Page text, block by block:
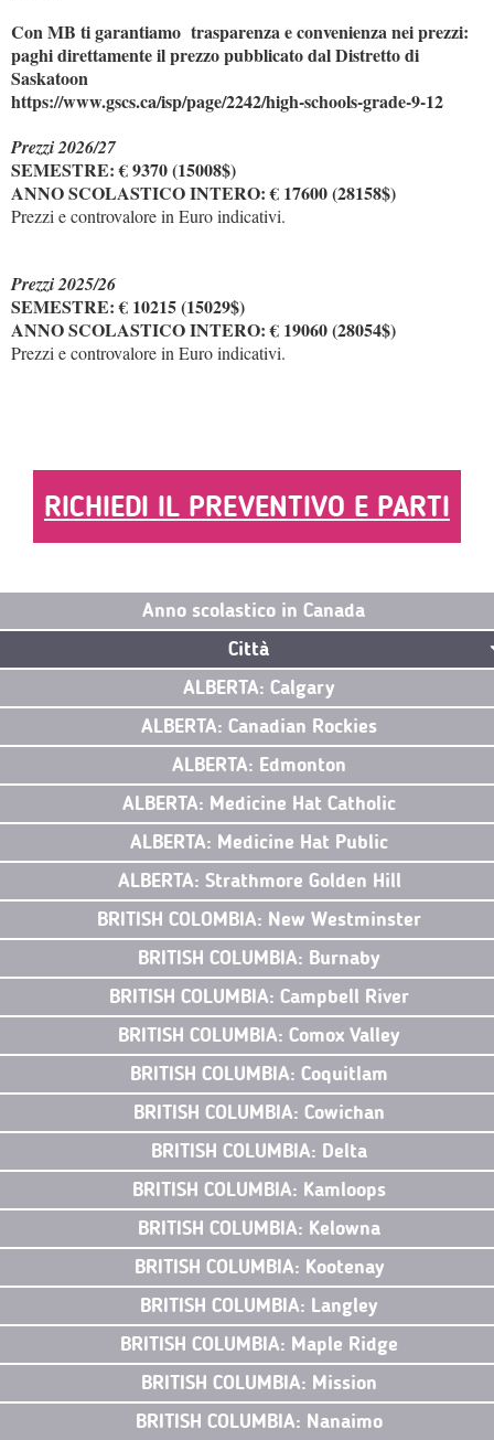
Con MB ti garantiamo trasparenza e convenienza nei prezzi:
paghi direttamente il prezzo pubblicato dal Distretto di
Saskatoon
https://www.gscs.ca/isp/page/2242/high-schools-grade-9-12
Prezzi 2026/27
SEMESTRE: € 9370 (15008$)
ANNO SCOLASTICO INTERO: € 17600 (28158$)
Prezzi e controvalore in Euro indicativi.
Prezzi 2025/26
SEMESTRE: € 10215 (15029$)
ANNO SCOLASTICO INTERO: € 19060 (28054$)
Prezzi e controvalore in Euro indicativi.
RICHIEDI IL PREVENTIVO E PARTI
Anno scolastico in Canada
Città
ALBERTA: Calgary
ALBERTA: Canadian Rockies
ALBERTA: Edmonton
ALBERTA: Medicine Hat Catholic
ALBERTA: Medicine Hat Public
ALBERTA: Strathmore Golden Hill
BRITISH COLOMBIA: New Westminster
BRITISH COLUMBIA: Burnaby
BRITISH COLUMBIA: Campbell River
BRITISH COLUMBIA: Comox Valley
BRITISH COLUMBIA: Coquitlam
BRITISH COLUMBIA: Cowichan
BRITISH COLUMBIA: Delta
BRITISH COLUMBIA: Kamloops
BRITISH COLUMBIA: Kelowna
BRITISH COLUMBIA: Kootenay
BRITISH COLUMBIA: Langley
BRITISH COLUMBIA: Maple Ridge
BRITISH COLUMBIA: Mission
BRITISH COLUMBIA: Nanaimo